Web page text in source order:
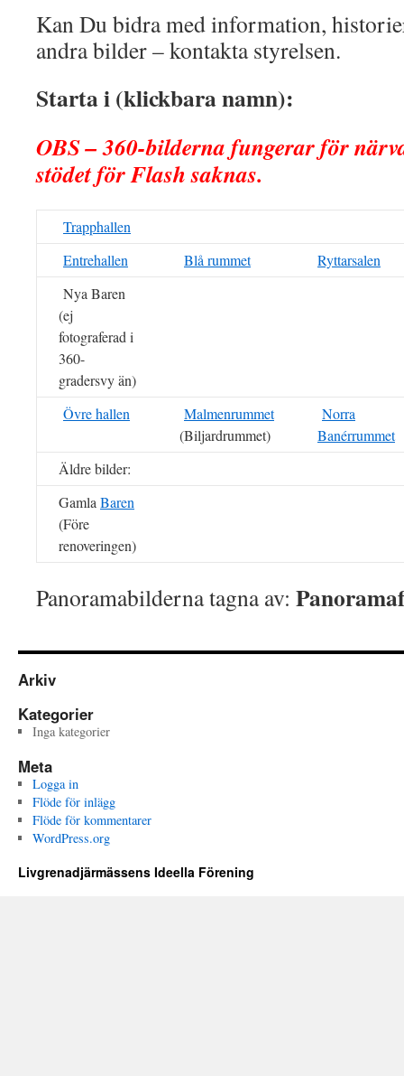
Kan Du bidra med information,
andra bilder – kontakta styrelsen.
Starta i (klickbara namn):
OBS – 360-bilderna fungerar för
stödet för Flash saknas.
Trapphallen
Entrehallen
Blå rummet
Ryttarsalen
Nya Baren
(ej
fotograferad i
360-
gradersvy än)
Övre hallen
Malmenrummet
(Biljardrummet)
Norra
Banérrummet
Äldre bilder:
Gamla Baren
(Före
renoveringen)
Panoramabilderna tagna av:
Arkiv
Kategorier
Inga kategorier
Meta
Logga in
Flöde för inlägg
Flöde för kommentarer
WordPress.org
Livgrenadjärmässens Ideella Förening